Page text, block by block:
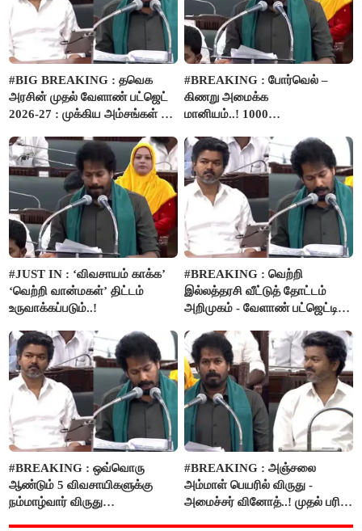
#BIG BREAKING : தவெக
அரசின் முதல் வேளாண் பட்ஜெட்
2026-27 : முக்கிய அம்சங்கள் ஓர்
#BREAKING : போர்வெல் –
கிணறு அமைக்க
மானியம்..! 1000
பம்புசெட் வழங்கப்படும்..!
#JUST IN : ‘விவசாயம் காக்க’
‘வெற்றி வான்மகள்’ திட்டம்
உருவாக்கப்படும்..!
#BREAKING : வெற்றி
இல்லத்தரசி வீட்டுத் தோட்டம்
அறிமுகம் - வேளாண் பட்ஜெட்டில்
#BREAKING : ஒவ்வொரு
ஆண்டும் 5 விவசாயிகளுக்கு
நம்மாழ்வார் விருது
#BREAKING : அஞ்சலை
அம்மாள் பெயரில் விருது -
அமைச்சர் வினோத்..! முதல் பரிசு